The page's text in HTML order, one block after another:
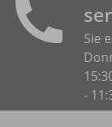
Sie
-